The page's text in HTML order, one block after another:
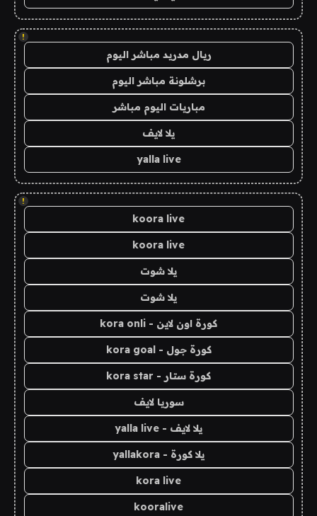
!
ريال مدريد مباشر اليوم
برشلونة مباشر اليوم
مباريات اليوم مباشر
يلا لايف
yalla live
!
koora live
koora live
يلا شوت
يلا شوت
كورة اون لاين - kora onli
كورة جول - kora goal
كورة ستار - kora star
سوريا لايف
يلا لايف - yalla live
يلا كورة - yallakora
kora live
kooralive